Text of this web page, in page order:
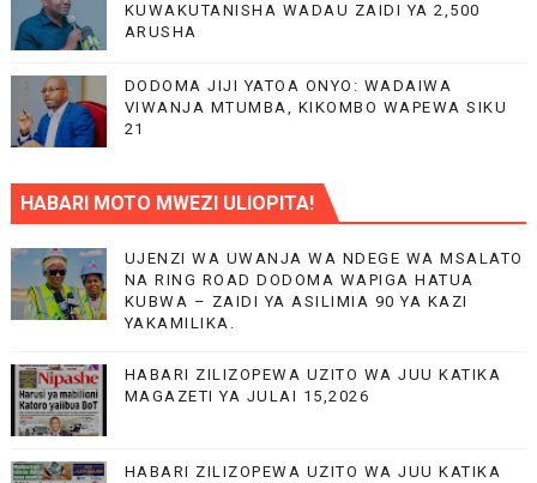
KUWAKUTANISHA WADAU ZAIDI YA 2,500
ARUSHA
DODOMA JIJI YATOA ONYO: WADAIWA
VIWANJA MTUMBA, KIKOMBO WAPEWA SIKU
21
HABARI MOTO MWEZI ULIOPITA!
UJENZI WA UWANJA WA NDEGE WA MSALATO
NA RING ROAD DODOMA WAPIGA HATUA
KUBWA – ZAIDI YA ASILIMIA 90 YA KAZI
YAKAMILIKA.
HABARI ZILIZOPEWA UZITO WA JUU KATIKA
MAGAZETI YA JULAI 15,2026
HABARI ZILIZOPEWA UZITO WA JUU KATIKA